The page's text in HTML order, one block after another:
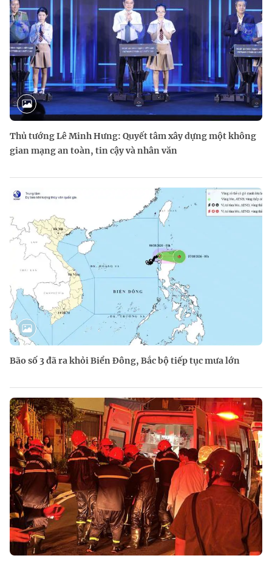
Thủ tướng Lê Minh Hưng: Quyết tâm xây dựng một không
gian mạng an toàn, tin cậy và nhân văn
Bão số 3 đã ra khỏi Biển Đông, Bắc bộ tiếp tục mưa lớn